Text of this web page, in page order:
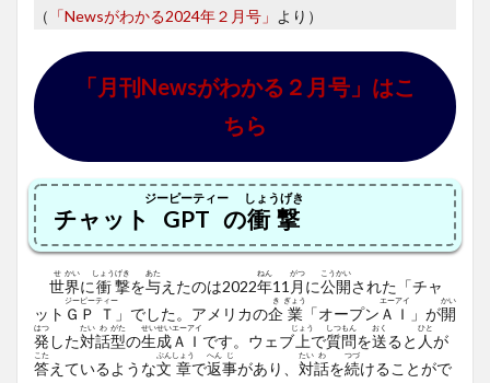
（ 「Newsがわかる2024年２月号」 より）
「月刊Newsがわかる２月号」はこ
ちら
チャット GPT
ジーピーティー
の衝撃
しょうげき
世
せ
界
かい
に衝
しょう
撃
げき
を与
あた
えたのは2022年
ねん
11 月
がつ
に公
こう
開
かい
された「チャ
ット Ｇ
ジー
Ｐ
ピー
Ｔ
ティー
」でした。アメリカの企
き
業
ぎょう
「オープン Ａ
エー
Ｉ
アイ
」が開
かい
発
はつ
した対
たい
話
わ
型
がた
の生
せい
成
せい
Ａ
エー
Ｉ
アイ
です。ウェブ 上
じょう
で質
しつ
問
もん
を送
おく
ると 人
ひと
が
答
こた
えているような文
ぶん
章
しょう
で返
へん
事
じ
があり、 対
たい
話
わ
を続
つづ
けることがで